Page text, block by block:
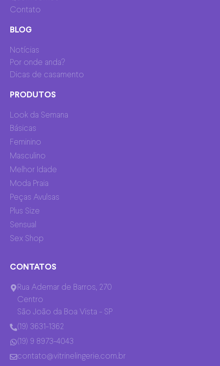
Contato
BLOG
Notícias
Por onde anda?
Dicas de casamento
PRODUTOS
Look da Semana
Básicas
Feminino
Masculino
Melhor Idade
Moda Praia
Peças Avulsas
Plus Size
Sensual
Sex Shop
CONTATOS
Rua Ademar de Barros, 270
Centro
São João da Boa Vista - SP
(19) 3631-1362
(19) 9 8973-4043
contato@vitrinelingerie.com.br